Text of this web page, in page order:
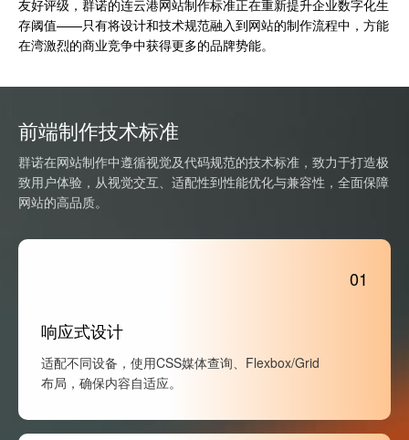
友好评级，群诺的连云港网站制作标准正在重新提升企业数字化生
存阈值——只有将设计和技术规范融入到网站的制作流程中，方能
在湾激烈的商业竞争中获得更多的品牌势能。
前端制作技术标准
群诺在网站制作中遵循视觉及代码规范的技术标准，致力于打造极
致用户体验，从视觉交互、适配性到性能优化与兼容性，全面保障
网站的高品质。
01
响应式设计
适配不同设备，使用CSS媒体查询、Flexbox/Grid
布局，确保内容自适应。